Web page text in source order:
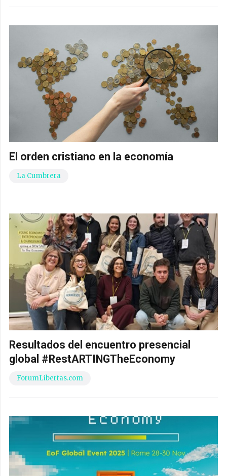
El orden cristiano en la economía
La Cumbrera
Resultados del encuentro presencial
global #RestARTINGTheEconomy
ForumLibertas.com